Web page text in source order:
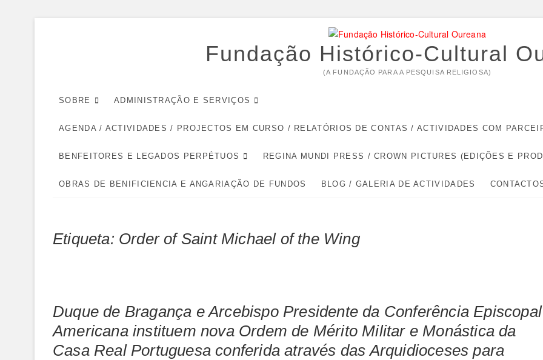
Fundação Histórico-Cultural
(A FUNDAÇÃO PARA A PESQUISA RELIGIOSA)
SOBRE ADMINISTRAÇÃO E SERVIÇOS
AGENDA / ACTIVIDADES / PROJECTOS EM CURSO / RELATÓRIOS DE CONTAS / ACTIVIDADES COM
BENFEITORES E LEGADOS PERPÉTUOS REGINA MUNDI PRESS / CROWN PICTURES (EDIÇÕES E
OBRAS DE BENIFICIENCIA E ANGARIAÇÃO DE FUNDOS BLOG / GALERIA DE ACTIVIDADES
Etiqueta: Order of Saint Michael of the Wing
Duque de Bragança e Arcebispo Presidente da Conferência Episcopal
Americana instituem nova Ordem de Mérito Militar e Monástica da
Casa Real Portuguesa conferida através das Arquidioceses para